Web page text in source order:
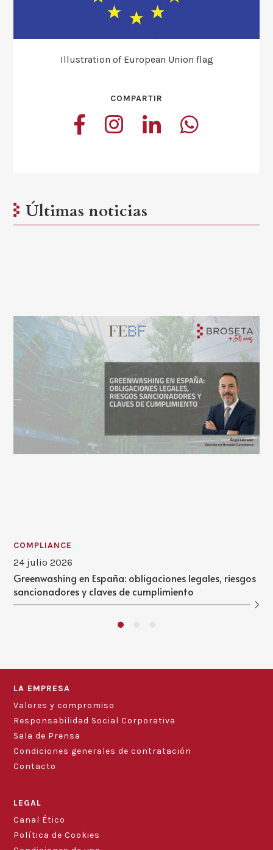
Illustration of European Union flag
COMPARTIR
Últimas noticias
COMPLIANCE
24 julio 2026
Greenwashing en España: obligaciones legales, riesgos
sancionadores y claves de cumplimiento
LA EMPRESA
Valores y compromiso
Responsabilidad Social Corporativa
Sala de Prensa
Condiciones generales de contratación
Contacto
LEGAL
Canal Ético
Política de Cookies